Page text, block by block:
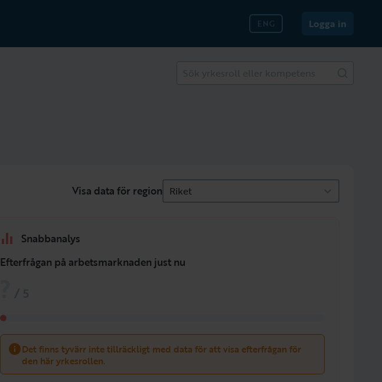
ENG Logga in
Visa data för region Riket
Snabbanalys
Efterfrågan på arbetsmarknaden just nu
Det finns tyvärr inte tillräckligt med data för att visa efterfrågan för
den här yrkesrollen.